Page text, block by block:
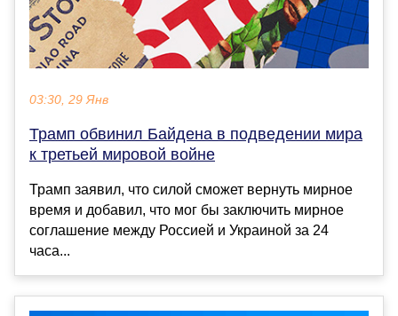
03:30, 29 Янв
Трамп обвинил Байдена в подведении мира
к третьей мировой войне
Трамп заявил, что силой сможет вернуть мирное
время и добавил, что мог бы заключить мирное
соглашение между Россией и Украиной за 24
часа...